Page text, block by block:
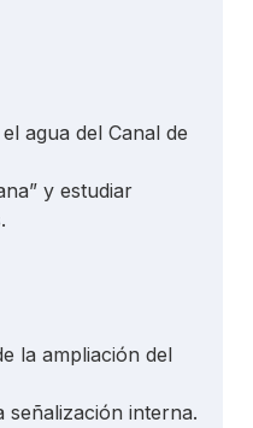
agua del Canal de
y estudiar
la ampliación del
señalización interna.